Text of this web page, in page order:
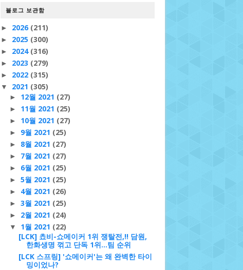
블로그 보관함
► 2026 (211)
► 2025 (300)
► 2024 (316)
► 2023 (279)
► 2022 (315)
▼ 2021 (305)
► 12월 2021 (27)
► 11월 2021 (25)
► 10월 2021 (27)
► 9월 2021 (25)
► 8월 2021 (27)
► 7월 2021 (27)
► 6월 2021 (25)
► 5월 2021 (25)
► 4월 2021 (26)
► 3월 2021 (25)
► 2월 2021 (24)
▼ 1월 2021 (22)
[LCK] 쵸비-쇼메이커 1위 쟁탈전,!! 담원,
한화생명 꺾고 단독 1위…팀 순위
[LCK 스프링] '쇼메이커'는 왜 완벽한 타이
밍이었나?